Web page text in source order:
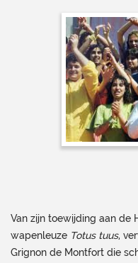
Van zijn toewijding aan de
wapenleuze Totus tuus,
Grignon de Montfort die